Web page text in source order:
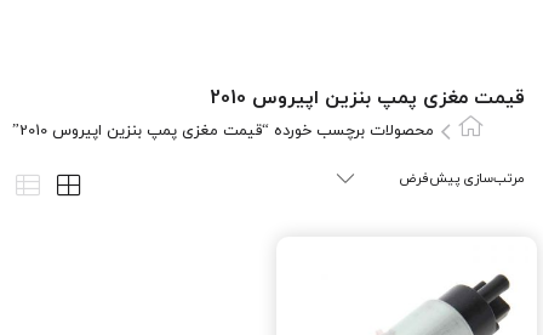
قیمت مغزی پمپ بنزین اپیروس 2010
محصولات برچسب خورده “قیمت مغزی پمپ بنزین اپیروس 2010”